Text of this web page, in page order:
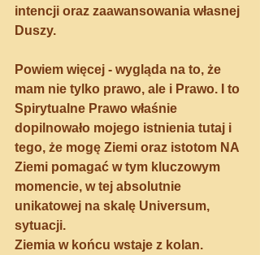
intencji oraz zaawansowania własnej
Duszy.
Powiem więcej - wygląda na to, że
mam nie tylko prawo, ale i Prawo. I to
Spirytualne Prawo właśnie
dopilnowało mojego istnienia tutaj i
tego, że mogę Ziemi oraz istotom NA
Ziemi pomagać w tym kluczowym
momencie, w tej absolutnie
unikatowej na skalę Universum,
sytuacji.
Ziemia w końcu wstaje z kolan.